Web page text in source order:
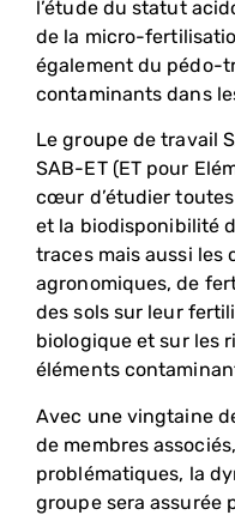
l’étude du statut
de la micro-
également du pédo-
contaminants dans
Le groupe de travail
SAB-ET (ET pour
cœur d’étudier
et la biodisponibilité
traces mais aussi les
agronomiques, de
des sols sur leur
biologique et sur les
éléments
Avec une vingtaine
de membres
problématiques, la
groupe sera assurée